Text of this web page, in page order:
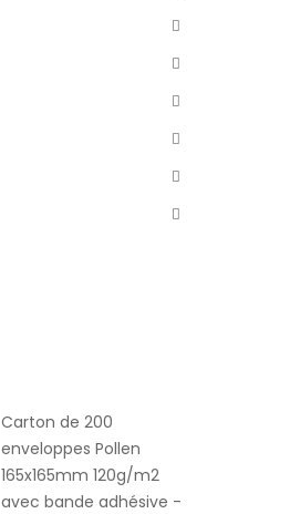
Carton de 200
enveloppes Pollen
165x165mm 120g/m2
avec bande adhésive -